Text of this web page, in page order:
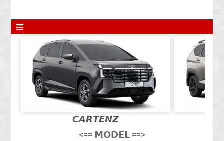
≡
𝘾𝘼𝙍𝙏𝙀𝙉𝙕
<== 𝗠𝗢𝗗𝗘𝗟 ==>